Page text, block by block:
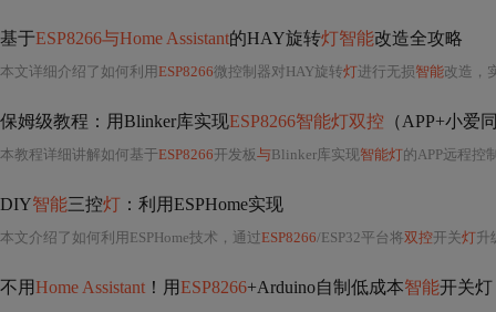
基于ESP8266与Home Assistant的HAY旋转灯智能改造全攻略
本文详细介绍了如何利用ESP8266微控制器对HAY旋转灯进行无损智能改造，
保姆级教程：用Blinker库实现ESP8266智能灯双控 （APP+小爱
本教程详细讲解如何基于ESP8266开发板与Blinker库实现智能灯的APP远程控
DIY智能三控灯 ：利用ESPHome实现
本文介绍了如何利用ESPHome技术，通过ESP8266/ESP32平台将双控开关灯升
不用Home Assistant ！用ESP8266+Arduino自制低成本智能开关